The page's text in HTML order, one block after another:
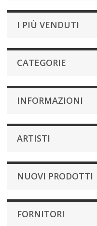
I PIÙ VENDUTI
CATEGORIE
INFORMAZIONI
ARTISTI
NUOVI PRODOTTI
FORNITORI